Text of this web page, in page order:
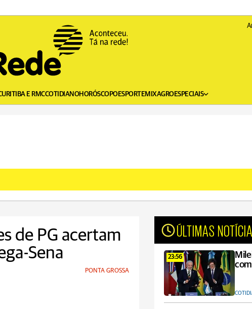
E RMCCOTIDIANOHORÓSCOPOESPORTEMIXAGROESPECIAIS
de PG acertam
Sena
PONTA GROSSA
ÚLTIMAS
23:56